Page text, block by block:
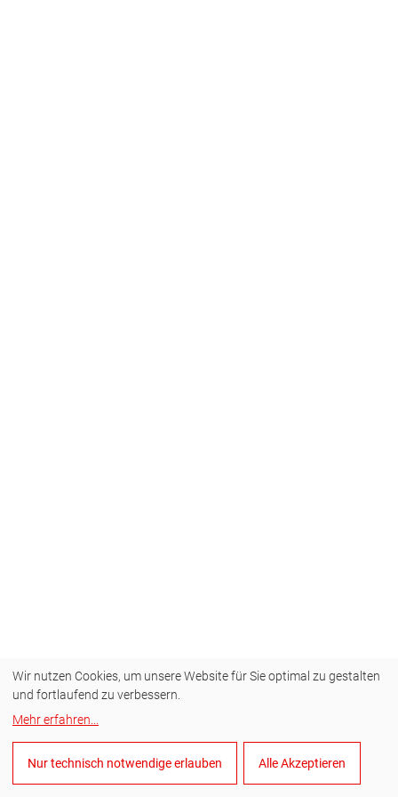
Wir nutzen Cookies, um unsere Website für Sie optimal zu gestalten
und fortlaufend zu verbessern.
Mehr erfahren
Nur technisch notwendige erlauben Alle Akzeptieren